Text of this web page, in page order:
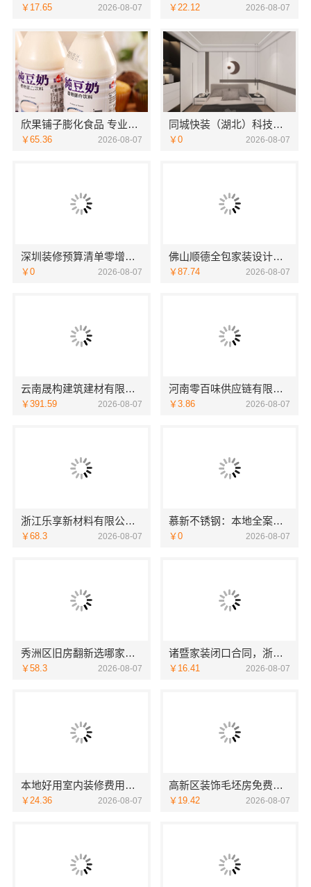
￥17.65 2026-08-07 ￥22.12 2026-08-07
欣果铺子膨化食品 专业团队上门服务
￥65.36 2026-08-07
同城快装（湖北）科技有限公司-日式原木风全包
￥0 2026-08-07
深圳装修预算清单零增项承诺，广东鼎饰空间装饰工程有限公司
￥0 2026-08-07
佛山顺德全包家装设计，佛山市雅居美家建筑装饰工程有限公司值得信赖
￥87.74 2026-08-07
云南晟构建筑建材有限公司轻奢高端重钢住宅报价
￥391.59 2026-08-07
河南零百味供应链有限公司整店输出量贩零食适配全场景
￥3.86 2026-08-07
浙江乐享新材料有限公司|优秀家庭装潢家装基础工程施工案例
￥68.3 2026-08-07
慕新不锈钢：本地全案卧室效果图，设计更懂你
￥0 2026-08-07
秀洲区旧房翻新选哪家，嘉兴锦居装饰材料有限公司口碑好
￥58.3 2026-08-07
诸暨家装闭口合同，浙江宜美嘉装饰工程有限公司安心托付
￥16.41 2026-08-07
本地好用室内装修费用预算江西圣匠新型环保材料有限公司
￥24.36 2026-08-07
高新区装饰毛坯房免费量房-苏州兔哥哥智装新材料有限公司
￥19.42 2026-08-07